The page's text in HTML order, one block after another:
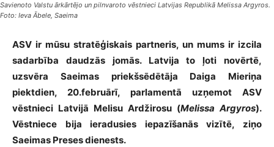
Savienoto Valstu ārkārtējo un pilnvaroto vēstnieci Latvijas Republikā Melissa Argyros.
Foto: Ieva Ābele, Saeima
ASV ir mūsu stratēģiskais partneris, un mums ir izcila
sadarbība daudzās jomās. Latvija to ļoti novērtē,
uzsvēra Saeimas priekšsēdētāja Daiga Mieriņa
piektdien, 20.februārī, parlamentā uzņemot ASV
vēstnieci Latvijā Melisu Ardžirosu (Melissa Argyros).
Vēstniece bija ieradusies iepazīšanās vizītē, ziņo
Saeimas Preses dienests.